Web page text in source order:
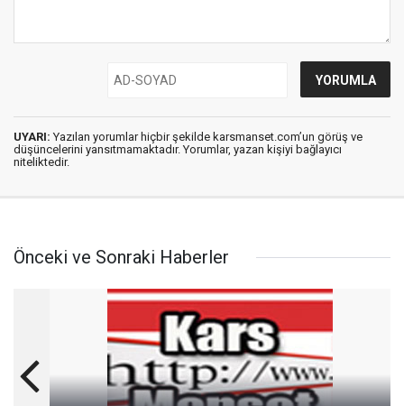
UYARI: Yazılan yorumlar hiçbir şekilde karsmanset.com’un görüş ve
düşüncelerini yansıtmamaktadır. Yorumlar, yazan kişiyi bağlayıcı
niteliktedir.
Önceki ve Sonraki Haberler